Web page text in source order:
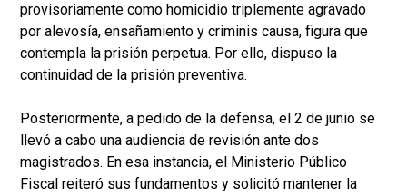
provisoriamente como homicidio triplemente agravado
por alevosía, ensañamiento y criminis causa, figura que
contempla la prisión perpetua. Por ello, dispuso la
continuidad de la prisión preventiva.
Posteriormente, a pedido de la defensa, el 2 de junio se
llevó a cabo una audiencia de revisión ante dos
magistrados. En esa instancia, el Ministerio Público
Fiscal reiteró sus fundamentos y solicitó mantener la